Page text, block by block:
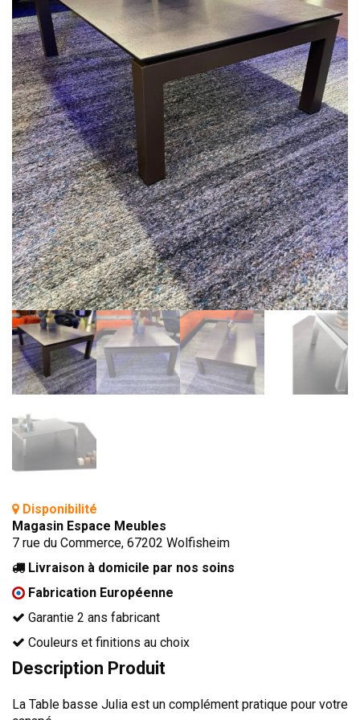
BIBLIOTHÈQUE
TABLE BASSE
FAUTEUILS
CANAPÉS
SALLES À MANGER
CHAISES
TABLES
BAHUT
LITERIE
CONVERTIBLE
MATELAS
LITS RELEVABLES
CADRES DE LIT
TÊTES DE LITS
MEUBLES DE COMPLÉMENT
TAPIS
PETITS MEUBLES
AMÉNAGEMENTS SUR MESURE
AGENCEMENTS INTÉRIEURS
CONTEMPORAIN
AUTHENTIQUE
CHAMBRES COMPLÈTES
Disponibilité
Magasin Espace Meubles
7 rue du Commerce, 67202 Wolfisheim
Livraison à domicile par nos soins
Fabrication Européenne
Garantie 2 ans fabricant
Couleurs et finitions au choix
Description Produit
La Table basse Julia est un complément pratique pour votre